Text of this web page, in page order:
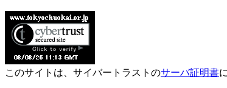
このサイトは、サイバートラストのサーバ証明書